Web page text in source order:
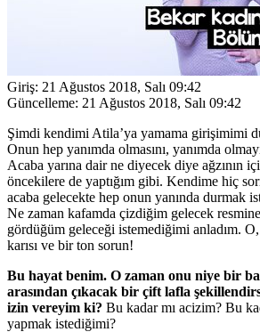
Giriş: 21 Ağustos 2018, Salı 09:42
Güncelleme: 21 Ağustos 2018, Salı 09:42
Şimdi kendimi Atila’ya yamama girişimimi
Onun hep yanımda olmasını, yanımda
Acaba yarına dair ne diyecek diye ağzının
öncekilere de yaptığım gibi. Kendime hiç
acaba gelecekte hep onun yanında durmak
Ne zaman kafamda çizdiğim gelecek
gördüğüm geleceği istemediğimi anladım.
karısı ve bir ton sorun!
Bu hayat benim. O zaman onu niye bir
arasından çıkacak bir çift lafla
izin vereyim ki? Bu kadar mı acizim? Bu
yapmak istediğimi?